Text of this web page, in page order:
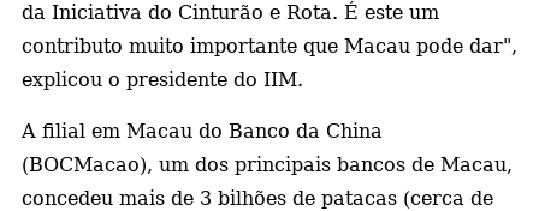
da Iniciativa do Cinturão e Rota. É este um
contributo muito importante que Macau pode dar",
explicou o presidente do IIM.
A filial em Macau do Banco da China
(BOCMacao), um dos principais bancos de Macau,
concedeu mais de 3 bilhões de patacas (cerca de